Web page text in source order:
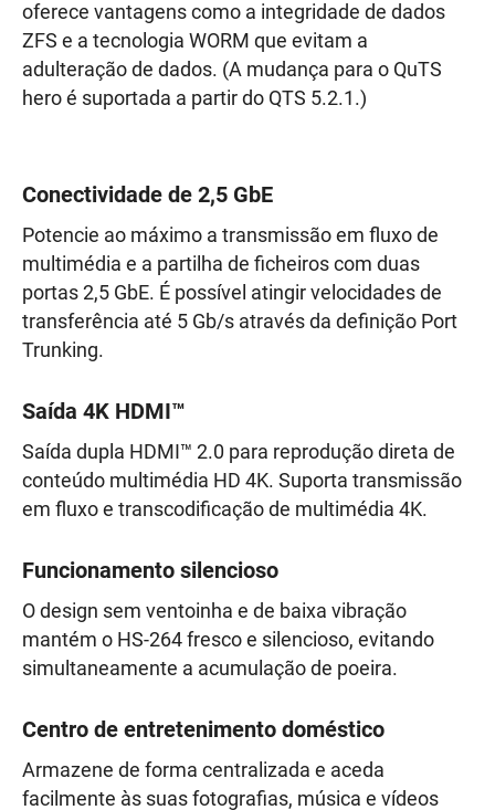
oferece vantagens como a integridade de dados
ZFS e a tecnologia WORM que evitam a
adulteração de dados. (A mudança para o QuTS
hero é suportada a partir do QTS 5.2.1.)
Conectividade de 2,5 GbE
Potencie ao máximo a transmissão em fluxo de
multimédia e a partilha de ficheiros com duas
portas 2,5 GbE. É possível atingir velocidades de
transferência até 5 Gb/s através da definição Port
Trunking.
Saída 4K HDMI™
Saída dupla HDMI™ 2.0 para reprodução direta de
conteúdo multimédia HD 4K. Suporta transmissão
em fluxo e transcodificação de multimédia 4K.
Funcionamento silencioso
O design sem ventoinha e de baixa vibração
mantém o HS-264 fresco e silencioso, evitando
simultaneamente a acumulação de poeira.
Centro de entretenimento doméstico
Armazene de forma centralizada e aceda
facilmente às suas fotografias, música e vídeos